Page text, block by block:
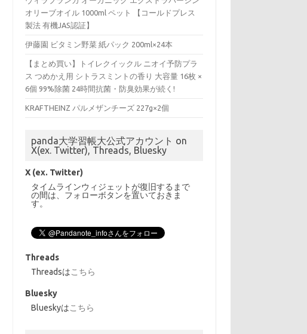
オリーブオイル 1000ml ペット 【コールドプレス
製法 有機JAS認証】
伊藤園 ビタミン野菜 紙パック 200ml×24本
【まとめ買い】トイレクイックル ニオイ予防プラ
ス つめかえ用 シトラスミントの香り 大容量 16枚 ×
6個 99%除菌 24時間抗菌・防臭効果が続く!
KRAFTHEINZ パルメザンチーズ 227g×2個
panda大学習帳大公式アカウント on
X(ex. Twitter), Threads, Bluesky
X (ex. Twitter)
タイムラインウィジェットが復旧するまで
の間は、フォローボタンを置いておきま
す。
Threads
Threadsはこちら
Bluesky
Blueskyはこちら